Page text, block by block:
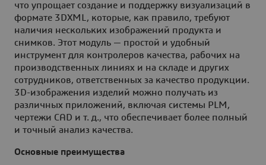
что упрощает создание и поддержку визуализаций в
формате 3DXML, которые, как правило, требуют
наличия нескольких изображений продукта и
снимков. Этот модуль — простой и удобный
инструмент для контролеров качества, рабочих на
производственных линиях и на складе и других
сотрудников, ответственных за качество продукции.
3D-изображения изделий можно получать из
различных приложений, включая системы PLM,
чертежи CAD и т. д., что обеспечивает более полный
и точный анализ качества.
Основные преимущества